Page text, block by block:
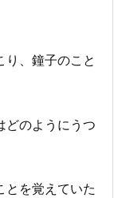
り、鐘子のこと
どのようにうつ
とを覚えていた